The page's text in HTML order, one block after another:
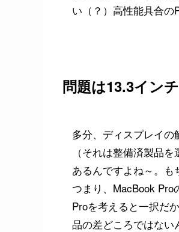
い（？）高性能具合の
問題は13.3イン
多分、ディスプレイ
（それは整備済製品
あるんですよね～。も
つまり、MacBook Pro
Proを考えると一択だ
品の差どころではない